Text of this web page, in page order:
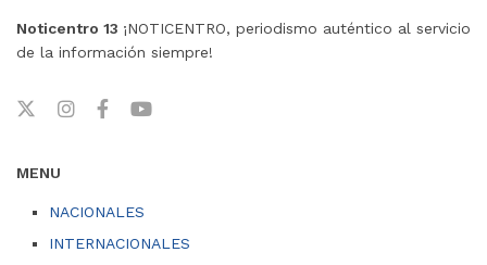
Noticentro 13 ¡NOTICENTRO, periodismo auténtico al servicio
de la información siempre!
MENU
NACIONALES
INTERNACIONALES